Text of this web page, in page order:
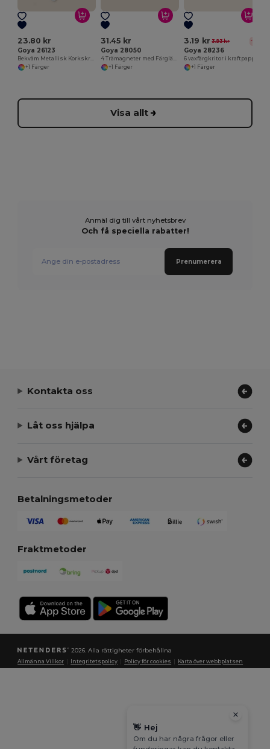
23.80 kr
Goya 26123
+1 Färger
31.45 kr
Goya 28050
+1 Färger
3.19 kr 3.93 kr -19%
Goya 28236
+1 Färger
Visa allt
Anmäl dig till vårt nyhetsbrev
Och få speciella rabatter!
Prenumerera
Kontakta oss
Låt oss hjälpa
Vårt företag
Betalningsmetoder
Fraktmetoder
2026. Alla rättigheter förbehållna
Allmänna Villkor Integritetspolicy Policy för cookies Karta över webbplatsen
👋 Hej
Om du har några frågor eller